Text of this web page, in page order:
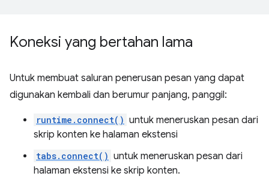
Koneksi yang bertahan lama
Untuk membuat saluran penerusan pesan yang dapat
digunakan kembali dan berumur panjang, panggil:
runtime.connect() untuk meneruskan pesan dari
skrip konten ke halaman ekstensi
tabs.connect() untuk meneruskan pesan dari
halaman ekstensi ke skrip konten.